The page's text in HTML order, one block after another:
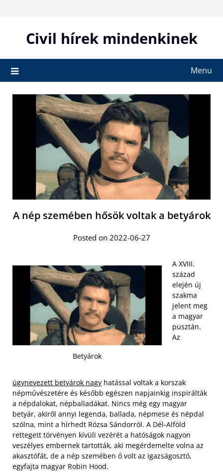
contentCivil hírek mindenkinek
Menu
A nép szemében hősök voltak a betyárok
Posted on 2022-06-27
Betyárok
A XVIII.
század
elején új
szakma
jelent meg
a magyar
pusztán.
Az
úgynevezett betyárok nagy hatással voltak a korszak
népművészetére és később egészen napjainkig inspirálták
a népdalokat, népballadákat. Nincs még egy magyar
betyár, akiről annyi legenda, ballada, népmese és népdal
szólna, mint a hírhedt Rózsa Sándorról. A Dél-Alföld
rettegett törvényen kívüli vezérét a hatóságok nagyon
veszélyes embernek tartották, aki megérdemelte volna az
akasztófát, de a nép szemében ő volt az igazságosztó,
egyfajta magyar Robin Hood.